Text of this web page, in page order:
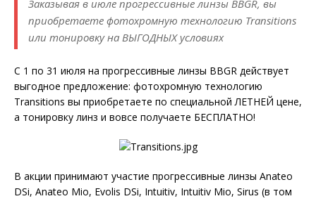
Заказывая в июле прогрессивные линзы BBGR, вы
приобретаете фотохромную технологию Transitions
или тонировку на ВЫГОДНЫХ условиях
С 1 по 31 июля на прогрессивные линзы BBGR действует
выгодное предложение: фотохромную технологию
Transitions вы приобретаете по специальной ЛЕТНЕЙ цене,
а тонировку линз и вовсе получаете БЕСПЛАТНО!
В акции принимают участие прогрессивные линзы Anateo
DSi, Anateo Mio, Evolis DSi, Intuitiv, Intuitiv Mio, Sirus (в том